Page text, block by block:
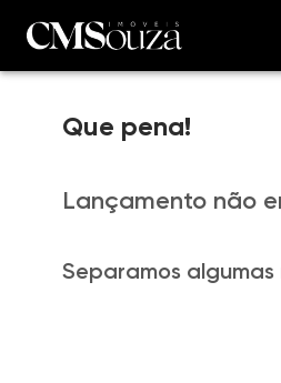
Que pena!
Lançamento não
Separamos